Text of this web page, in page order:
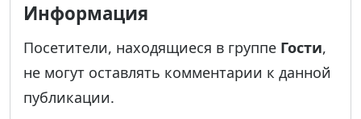
Информация
Посетители, находящиеся в группе Гости,
не могут оставлять комментарии к данной
публикации.